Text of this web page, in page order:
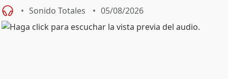
Sonido Totales 05/08/2026